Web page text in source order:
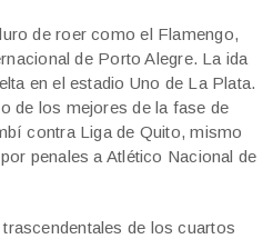
de roer como el Flamengo,
de Porto Alegre. La ida
en el estadio Uno de La Plata.
de los mejores de la fase de
contra Liga de Quito, mismo
penales a Atlético Nacional de
de los cuartos